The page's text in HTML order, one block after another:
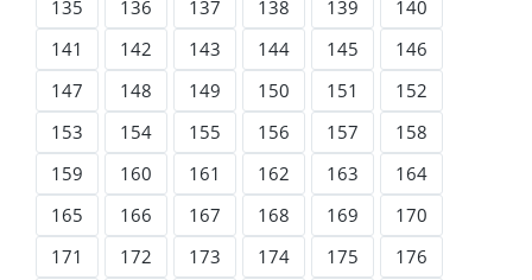
135
136 137 138 139
140
141
142 143 144 145
146
147
148 149 150 151
152
153
154 155 156 157
158
159
160 161 162 163
164
165
166 167 168 169
170
171
172 173 174 175
176